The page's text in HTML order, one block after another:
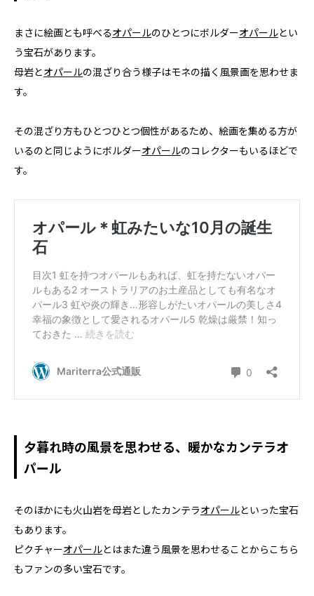
まさに絵画とも呼べるオパールのひとつにボルダーオパールとい
う宝石があります。
母岩とオパールの混ざり合う様子はモネの描く風景画を思わせま
す。
その混ざり方もひとつひとつ個性があるため、絵画を集める方が
いるのと同じようにボルダーオパールのコレクターもいるほどで
す。
夕暮れ時の風景を思わせる、暖かなカンテラオ
パール
そのほかにも火山岩を母岩としたカンテラオパールといった宝石
もあります。
ピクチャーオパールとはまた違う風景を思わせることからこちら
もファンの多い宝石です。